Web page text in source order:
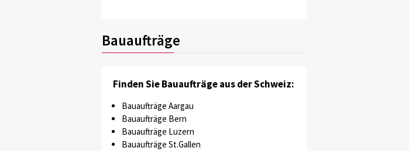
Bauaufträge
Finden Sie Bauaufträge aus der Schweiz:
Bauaufträge Aargau
Bauaufträge Bern
Bauaufträge Luzern
Bauaufträge St.Gallen